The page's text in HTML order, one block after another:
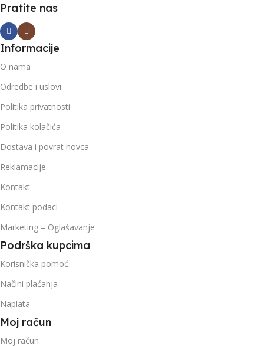
Pratite nas
Informacije
O nama
Odredbe i uslovi
Politika privatnosti
Politika kolačića
Dostava i povrat novca
Reklamacije
Kontakt
Kontakt podaci
Marketing – Oglašavanje
Podrška kupcima
Korisnička pomoć
Načini plaćanja
Naplata
Moj račun
Moj račun